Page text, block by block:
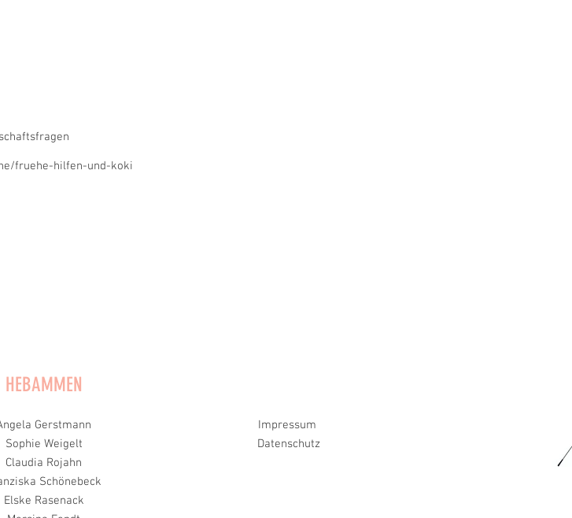
fruehe-hilfen-und-koki
HEBAMMEN
Gerstmann
Sophie Weigelt
Claudia Rojahn
Schönebeck
Elske Rasenack
Impressum
Datenschutz